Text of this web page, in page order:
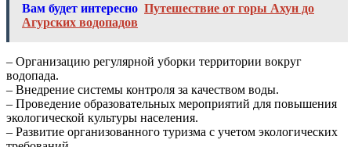
Вам будет интересно Путешествие от горы Ахун до
Агурских водопадов
– Организацию регулярной уборки территории вокруг
водопада.
– Внедрение системы контроля за качеством воды.
– Проведение образовательных мероприятий для повышения
экологической культуры населения.
– Развитие организованного туризма с учетом экологических